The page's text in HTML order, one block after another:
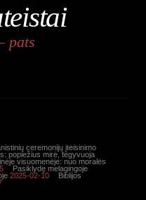
pats
ceremonijų įteisinimo
popiežius mirė, tegyvuoja
visuomenėje: nuo moralės
Pasiklydę melagingoje
2025-02-10
Biblijos